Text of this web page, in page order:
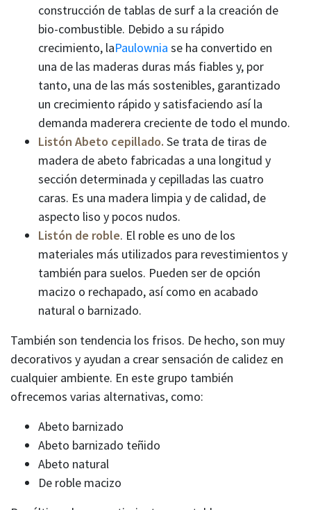
construcción de tablas de surf a la creación de
bio-combustible. Debido a su rápido
crecimiento, laPaulownia se ha convertido en
una de las maderas duras más fiables y, por
tanto, una de las más sostenibles, garantizado
un crecimiento rápido y satisfaciendo así la
demanda maderera creciente de todo el mundo.
Listón Abeto cepillado. Se trata de tiras de
madera de abeto fabricadas a una longitud y
sección determinada y cepilladas las cuatro
caras. Es una madera limpia y de calidad, de
aspecto liso y pocos nudos.
Listón de roble. El roble es uno de los
materiales más utilizados para revestimientos y
también para suelos. Pueden ser de opción
macizo o rechapado, así como en acabado
natural o barnizado.
También son tendencia los frisos. De hecho, son muy
decorativos y ayudan a crear sensación de calidez en
cualquier ambiente. En este grupo también
ofrecemos varias alternativas, como:
Abeto barnizado
Abeto barnizado teñido
Abeto natural
De roble macizo